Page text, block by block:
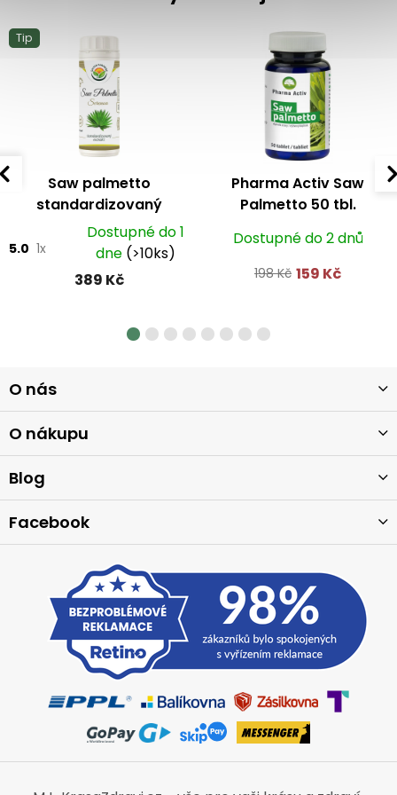
Tip
Saw palmetto
standardizovaný
extrakt kapsle 60 ks
5.0 1x
Dostupné do 1
dne (>10ks)
389 Kč
Pharma Activ Saw
Palmetto 50 tbl.
Dostupné do 2 dnů
198 Kč 159 Kč
á
p
a
t
O nás
O nákupu
Blog
Facebook